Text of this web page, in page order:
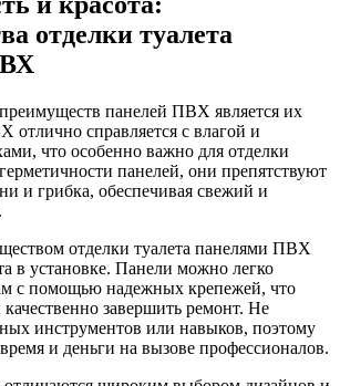
отделки туалета
панелей ПВХ является их
отлично справляется с влагой и
что особенно важно для отделки
панелей, они препятствуют
и грибка, обеспечивая свежий и
отделки туалета панелями ПВХ
в установке. Панели можно легко
с помощью надежных крепежей, что
завершить ремонт. Не
инструментов или навыков, поэтому
и деньги на вызове профессионалов.